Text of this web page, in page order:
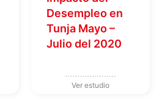
Desempleo en
Tunja Mayo –
Julio del 2020